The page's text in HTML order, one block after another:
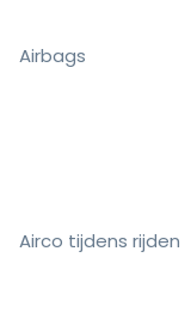
Airbags
Airco tijdens rijden